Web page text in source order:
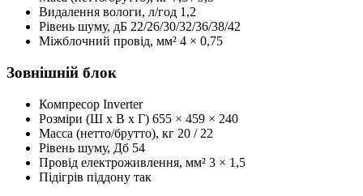
Видалення вологи, л/год 1,2
Рівень шуму, дБ 22/26/30/32/36/38/42
Міжблочний провід, мм² 4 × 0,75
Зовнішній блок
Компресор Inverter
Розміри (Ш x B x Г) 655 × 459 × 240
Масса (нетто/брутто), кг 20 / 22
Рівень шуму, Дб 54
Провід електроживлення, мм² 3 × 1,5
Підігрів піддону так